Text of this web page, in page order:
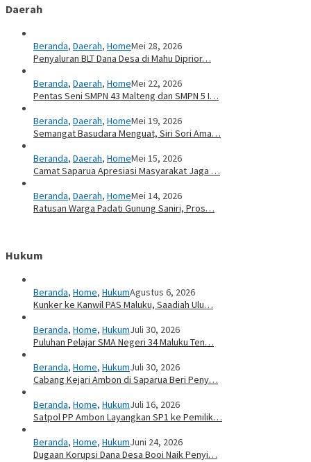
Daerah
Beranda, Daerah, HomeMei 28, 2026
Penyaluran BLT Dana Desa di Mahu Diprior…
Beranda, Daerah, HomeMei 22, 2026
Pentas Seni SMPN 43 Malteng dan SMPN 5 I…
Beranda, Daerah, HomeMei 19, 2026
Semangat Basudara Menguat, Siri Sori Ama…
Beranda, Daerah, HomeMei 15, 2026
Camat Saparua Apresiasi Masyarakat Jaga …
Beranda, Daerah, HomeMei 14, 2026
Ratusan Warga Padati Gunung Saniri, Pros…
Hukum
Beranda, Home, HukumAgustus 6, 2026
Kunker ke Kanwil PAS Maluku, Saadiah Ulu…
Beranda, Home, HukumJuli 30, 2026
Puluhan Pelajar SMA Negeri 34 Maluku Ten…
Beranda, Home, HukumJuli 30, 2026
Cabang Kejari Ambon di Saparua Beri Peny…
Beranda, Home, HukumJuli 16, 2026
Satpol PP Ambon Layangkan SP1 ke Pemilik…
Beranda, Home, HukumJuni 24, 2026
Dugaan Korupsi Dana Desa Booi Naik Penyi…